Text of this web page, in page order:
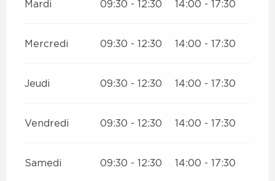
Mardi 09:30 - 12:30 14:00 - 17:30
Mercredi 09:30 - 12:30 14:00 - 17:30
Jeudi 09:30 - 12:30 14:00 - 17:30
Vendredi 09:30 - 12:30 14:00 - 17:30
Samedi 09:30 - 12:30 14:00 - 17:30